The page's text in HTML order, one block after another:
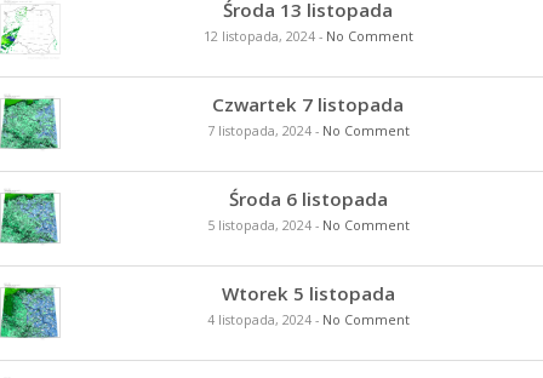
Środa 13 listopada
12 listopada, 2024- No Comment
Czwartek 7 listopada
7 listopada, 2024- No Comment
Środa 6 listopada
5 listopada, 2024- No Comment
Wtorek 5 listopada
4 listopada, 2024- No Comment